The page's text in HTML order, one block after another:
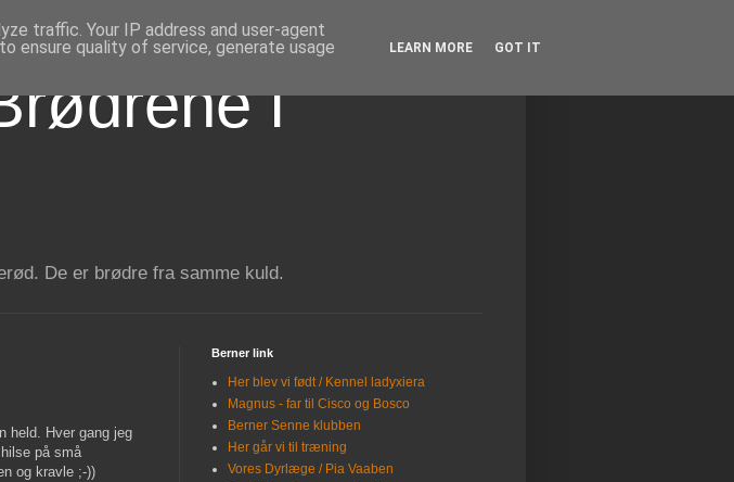
i
De er brødre fra samme kuld.
held. Hver gang jeg
på små
og kravle ;-))
Berner link
Her blev vi født / Kennel ladyxiera
Magnus - far til Cisco og Bosco
Berner Senne klubben
Her går vi til træning
Vores Dyrlæge / Pia Vaaben
traffic. Your IP address and user-agent
ensure quality of service, generate usage
LEARN MORE GOT IT